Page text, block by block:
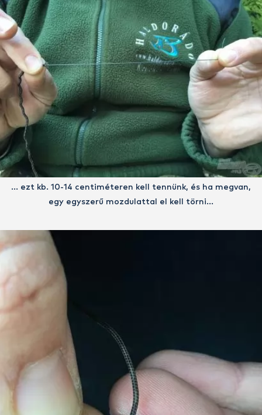
… ezt kb. 10-14 centiméteren kell tennünk, és ha megvan,
egy egyszerű mozdulattal el kell törni…